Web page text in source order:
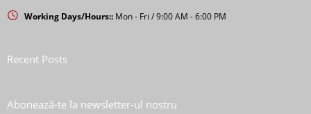
Working Days/Hours:: Mon - Fri / 9:00 AM - 6:00 PM
Recent Posts
Abonează-te la newsletter-ul nostru